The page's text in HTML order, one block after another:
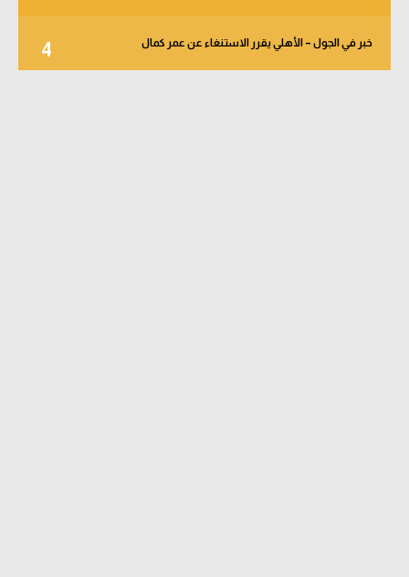
4 خبر في الجول – الأهلي يقرر الاستنغاء عن عمر كمال